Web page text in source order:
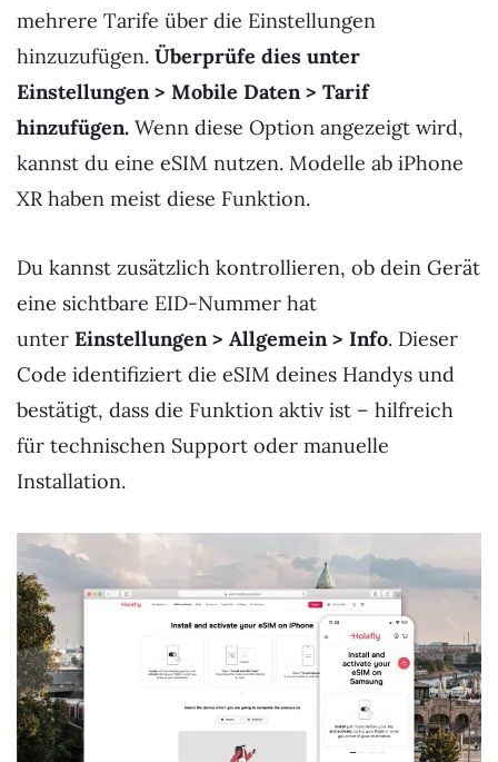
mehrere Tarife über die Einstellungen
hinzuzufügen. Überprüfe dies unter
Einstellungen > Mobile Daten > Tarif
hinzufügen. Wenn diese Option angezeigt wird,
kannst du eine eSIM nutzen. Modelle ab iPhone
XR haben meist diese Funktion.
Du kannst zusätzlich kontrollieren, ob dein Gerät
eine sichtbare EID-Nummer hat
unter Einstellungen > Allgemein > Info. Dieser
Code identifiziert die eSIM deines Handys und
bestätigt, dass die Funktion aktiv ist – hilfreich
für technischen Support oder manuelle
Installation.